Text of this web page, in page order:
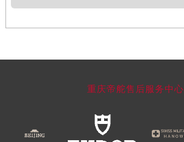
重庆帝舵售后服务中心